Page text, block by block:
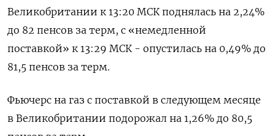
Великобритании к 13:20 МСК поднялась на 2,24%
до 82 пенсов за терм, с «немедленной
поставкой» к 13:29 МСК - опустилась на 0,49% до
81,5 пенсов за терм.
Фьючерс на газ с поставкой в следующем месяце
в Великобритании подорожал на 1,26% до 80,5